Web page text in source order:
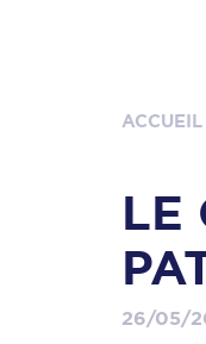
ACCUEIL
LE
26/05/